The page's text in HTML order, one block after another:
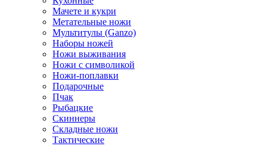
Мачете и кукри
Метательные ножи
Мультитулы (Ganzo)
Наборы ножей
Ножи выживания
Ножи с символикой
Ножи-поплавки
Подарочные
Пчак
Рыбацкие
Скиннеры
Складные ножи
Тактические